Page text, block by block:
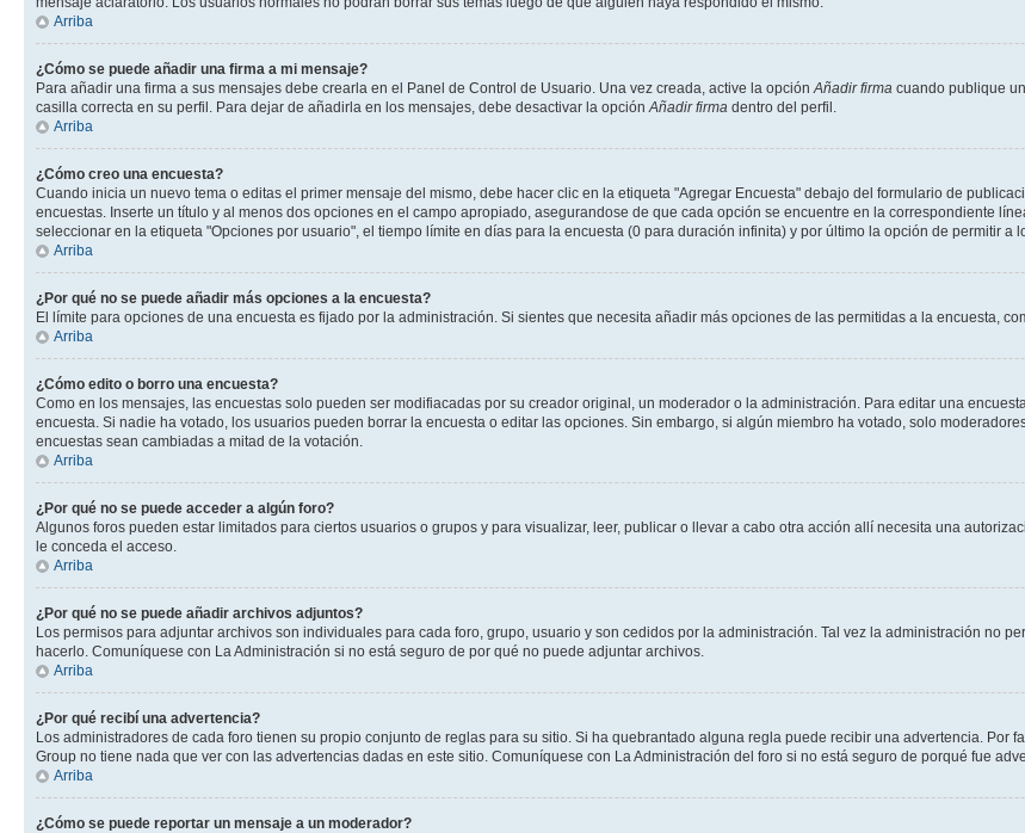
Arriba
¿Cómo se puede añadir una firma a mi mensaje?
Para añadir una firma a sus mensajes debe crearla en el Panel de Control de Usuario. Una vez creada, active la opciónAñadir firma cuando publique
casilla correcta en su perfil. Para dejar de añadirla en los mensajes, debe desactivar la opciónAñadir firma dentro del perfil.
Arriba
¿Cómo creo una encuesta?
Cuando inicia un nuevo tema o editas el primer mensaje del mismo, debe hacer clic en la etiqueta "Agregar Encuesta" debajo del formulario de
encuestas. Inserte un título y al menos dos opciones en el campo apropiado, asegurandose de que cada opción se encuentre en la correspondiente
seleccionar en la etiqueta "Opciones por usuario", el tiempo límite en días para la encuesta (0 para duración infinita) y por último la opción de permitir a
Arriba
¿Por qué no se puede añadir más opciones a la encuesta?
El límite para opciones de una encuesta es fijado por la administración. Si sientes que necesita añadir más opciones de las permitidas a la encuesta,
Arriba
¿Cómo edito o borro una encuesta?
Como en los mensajes, las encuestas solo pueden ser modifiacadas por su creador original, un moderador o la administración. Para editar una
encuesta. Si nadie ha votado, los usuarios pueden borrar la encuesta o editar las opciones. Sin embargo, si algún miembro ha votado, solo
encuestas sean cambiadas a mitad de la votación.
Arriba
¿Por qué no se puede acceder a algún foro?
Algunos foros pueden estar limitados para ciertos usuarios o grupos y para visualizar, leer, publicar o llevar a cabo otra acción allí necesita una
le conceda el acceso.
Arriba
¿Por qué no se puede añadir archivos adjuntos?
Los permisos para adjuntar archivos son individuales para cada foro, grupo, usuario y son cedidos por la administración. Tal vez la administración no
hacerlo. Comuníquese con La Administración si no está seguro de por qué no puede adjuntar archivos.
Arriba
¿Por qué recibí una advertencia?
Los administradores de cada foro tienen su propio conjunto de reglas para su sitio. Si ha quebrantado alguna regla puede recibir una advertencia. Por
Group no tiene nada que ver con las advertencias dadas en este sitio. Comuníquese con La Administración del foro si no está seguro de porqué fue
Arriba
¿Cómo se puede reportar un mensaje a un moderador?